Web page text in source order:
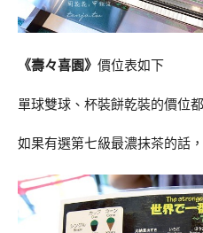
《壽々喜園》 價位表如下
單球雙球、杯裝餅乾裝的價位
如果有選第七級最濃抹茶的話